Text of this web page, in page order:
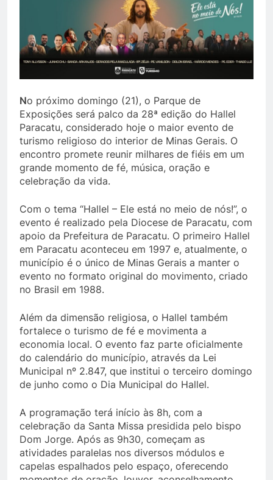
No próximo domingo (21), o Parque de
Exposições será palco da 28ª edição do Hallel
Paracatu, considerado hoje o maior evento de
turismo religioso do interior de Minas Gerais. O
encontro promete reunir milhares de fiéis em um
grande momento de fé, música, oração e
celebração da vida.
Com o tema “Hallel – Ele está no meio de nós!”, o
evento é realizado pela Diocese de Paracatu, com
apoio da Prefeitura de Paracatu. O primeiro Hallel
em Paracatu aconteceu em 1997 e, atualmente, o
município é o único de Minas Gerais a manter o
evento no formato original do movimento, criado
no Brasil em 1988.
Além da dimensão religiosa, o Hallel também
fortalece o turismo de fé e movimenta a
economia local. O evento faz parte oficialmente
do calendário do município, através da Lei
Municipal nº 2.847, que institui o terceiro domingo
de junho como o Dia Municipal do Hallel.
A programação terá início às 8h, com a
celebração da Santa Missa presidida pelo bispo
Dom Jorge. Após as 9h30, começam as
atividades paralelas nos diversos módulos e
capelas espalhados pelo espaço, oferecendo